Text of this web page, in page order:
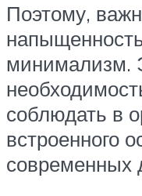
Поэтому,
минимализм.
соблюдать в
встроенного
современных